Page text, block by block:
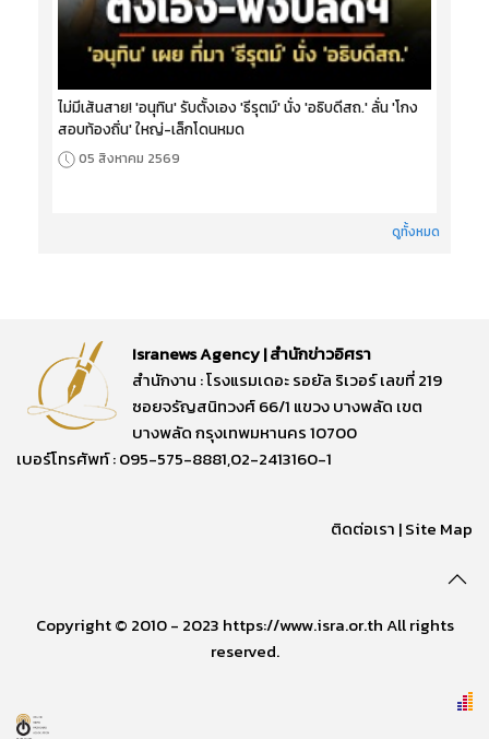
ไม่มีเส้นสาย! 'อนุทิน' รับตั้งเอง 'ธีรุตม์' นั่ง 'อธิบดีสถ.' ลั่น 'โกง
สอบท้องถิ่น' ใหญ่-เล็กโดนหมด
05 สิงหาคม 2569
ดูทั้งหมด
Isranews Agency | สำนักข่าวอิศรา
สำนักงาน : โรงแรมเดอะ รอยัล ริเวอร์ เลขที่ 219
ซอยจรัญสนิทวงศ์ 66/1 แขวง บางพลัด เขต
บางพลัด กรุงเทพมหานคร 10700
เบอร์โทรศัพท์ : 095-575-8881,02-2413160-1
ติดต่อเรา |Site Map
Copyright © 2010 - 2023 https://www.isra.or.th All rights
reserved.